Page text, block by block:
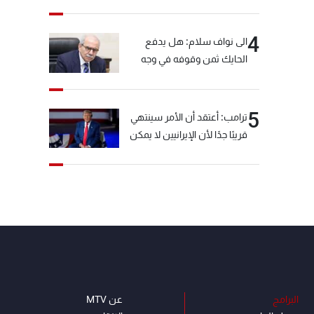
4الى نواف سلام: هل يدفع
الحايك ثمن وقوفه في وجه
5ترامب: أعتقد أن الأمر سينتهي
قريبًا جدًا لأن الإيرانيين لا يمكن
البرامج
عن MTV